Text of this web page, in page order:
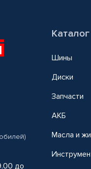
до
Каталог
Шины
Диски
Запчасти
АКБ
Масла и